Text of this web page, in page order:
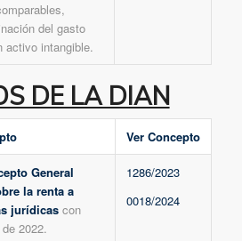
del gasto
activo intangible.
DE LA DIAN
Ver Concepto
General
la renta a
jurídicascon
2022.
1286/2023
0018/2024